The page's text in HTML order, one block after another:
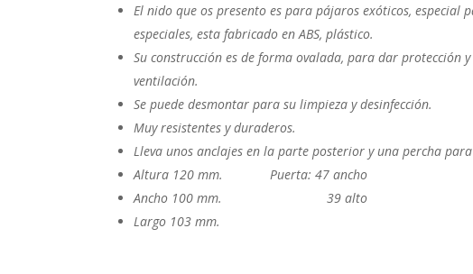
El nido que os presento es para pájaros exóticos, especial
especiales, esta fabricado en ABS, plástico.
Su construcción es de forma ovalada, para dar
ventilación.
Se puede desmontar para su limpieza y desinfección.
Muy resistentes y duraderos.
Lleva unos anclajes en la parte posterior y una percha
Altura 120mm.
Puerta: 47 ancho
Ancho 100mm.
39 alto
Largo 103mm.